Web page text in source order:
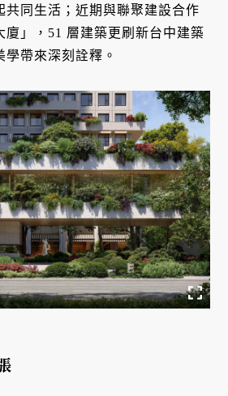
共同生活；近期與聯聚建設合作
廈」，51 層建築更刷新台中建築
帶來深刻詮釋。